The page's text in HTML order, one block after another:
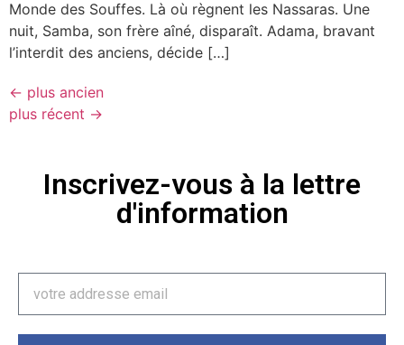
Monde des Souffes. Là où règnent les Nassaras. Une
nuit, Samba, son frère aîné, disparaît. Adama, bravant
l’interdit des anciens, décide […]
← plus ancien
plus récent →
Inscrivez-vous à la lettre
d'information